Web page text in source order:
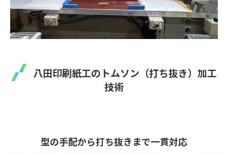
八田印刷紙工のトムソン（打ち抜き）加工
技術
型の手配から打ち抜きまで一貫対応